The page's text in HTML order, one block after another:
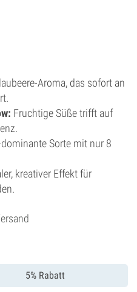
Aroma, das sofort an
Fruchtige Süße trifft auf
Sorte mit nur 8
kreativer Effekt für
5% Rabatt